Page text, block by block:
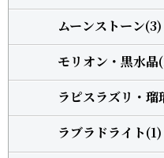
ムーンストーン(3)
モリオン・黒水晶
ラピスラズリ・瑠
ラブラドライト(1)